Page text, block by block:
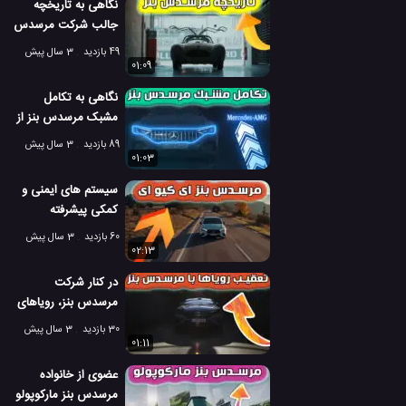
نگاهی به تاریخچه
جالب شرکت مرسدس
بنز آلمان
49 بازدید
3 سال پیش
01:09
نگاهی به تکامل
مشبک مرسدس بنز از
سال 1900 تا 2022
89 بازدید
3 سال پیش
01:03
سیستم های ایمنی و
کمکی پیشرفته
مرسدس بنز EQE
60 بازدید
3 سال پیش
02:13
در کنار شرکت
مرسدس بنز، رویاهای
خود را دنبال کنید
30 بازدید
3 سال پیش
01:11
عضوی از خانواده
مرسدس بنز مارکوپولو